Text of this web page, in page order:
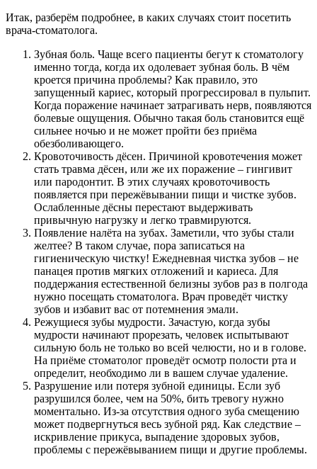
Итак, разберём подробнее, в каких случаях стоит посетить
врача-стоматолога.
Зубная боль. Чаще всего пациенты бегут к стоматологу
именно тогда, когда их одолевает зубная боль. В чём
кроется причина проблемы? Как правило, это
запущенный кариес, который прогрессировал в пульпит.
Когда поражение начинает затрагивать нерв, появляются
болевые ощущения. Обычно такая боль становится ещё
сильнее ночью и не может пройти без приёма
обезболивающего.
Кровоточивость дёсен. Причиной кровотечения может
стать травма дёсен, или же их поражение – гингивит
или пародонтит. В этих случаях кровоточивость
появляется при пережёвывании пищи и чистке зубов.
Ослабленные дёсны перестают выдерживать
привычную нагрузку и легко травмируются.
Появление налёта на зубах. Заметили, что зубы стали
желтее? В таком случае, пора записаться на
гигиеническую чистку! Ежедневная чистка зубов – не
панацея против мягких отложений и кариеса. Для
поддержания естественной белизны зубов раз в полгода
нужно посещать стоматолога. Врач проведёт чистку
зубов и избавит вас от потемнения эмали.
Режущиеся зубы мудрости. Зачастую, когда зубы
мудрости начинают прорезать, человек испытывают
сильную боль не только во всей челюсти, но и в голове.
На приёме стоматолог проведёт осмотр полости рта и
определит, необходимо ли в вашем случае удаление.
Разрушение или потеря зубной единицы. Если зуб
разрушился более, чем на 50%, бить тревогу нужно
моментально. Из-за отсутствия одного зуба смещению
может подвергнуться весь зубной ряд. Как следствие –
искривление прикуса, выпадение здоровых зубов,
проблемы с пережёвыванием пищи и другие проблемы.